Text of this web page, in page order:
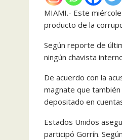
MIAMI.- Este
producto de la
Según reporte de
ningún chavista
De acuerdo con la
magnate que
depositado en
Estados Unidos
participó Gorrín.